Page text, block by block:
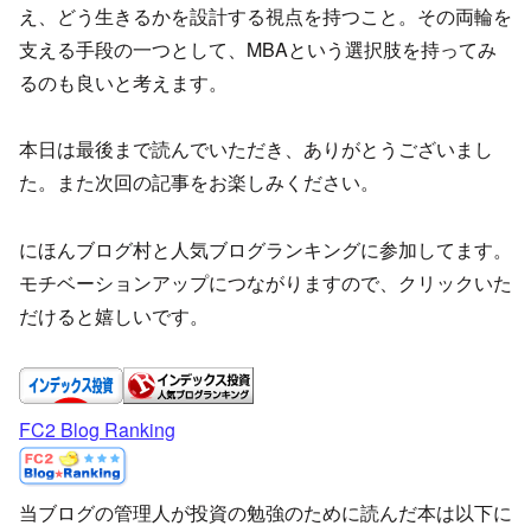
え、 どう生きるかを設計する視点を持つこと。 その両輪を
支える手段の一つとして、MBAという選択肢を持ってみ
るのも良いと考えます。
本日は最後まで読んでいただき、ありがとうございまし
た。また次回の記事をお楽しみください。
にほんブログ村と人気ブログランキングに参加してます。
モチベーションアップにつながりますので、クリックいた
だけると嬉しいです。
FC2 Blog Ranking
当ブログの管理人が投資の勉強のために読んだ本は以下に